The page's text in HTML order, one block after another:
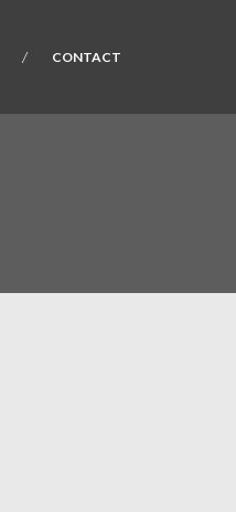
CONTACT